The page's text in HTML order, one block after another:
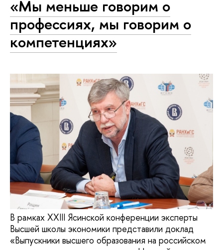
«Мы меньше говорим о
профессиях, мы говорим о
компетенциях»
В рамках XXIII Ясинской конференции эксперты
Высшей школы экономики представили доклад
«Выпускники высшего образования на российском